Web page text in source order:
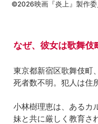
©2026映画『炎上』製作委
なぜ、彼女は歌舞伎
東京都新宿区歌舞伎町
死者数不明。犯人は住
小林樹理恵は、あるカ
妹と共に厳しく教育さ